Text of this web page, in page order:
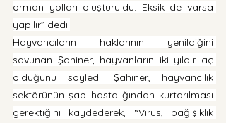
orman yolları oluşturuldu. Eksik de varsa
yapılır” dedi.
Hayvancıların haklarının yenildiğini
savunan Şahiner, hayvanların iki yıldır aç
olduğunu söyledi. Şahiner, hayvancılık
sektörünün şap hastalığından kurtarılması
gerektiğini kaydederek, “Virüs, bağışıklık